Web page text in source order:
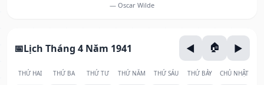
— Oscar Wilde
Lịch Tháng 4 Năm 1941
THỨ HAI THỨ BA THỨ TƯ THỨ NĂM THỨ SÁU THỨ BẢY CHỦ NHẬT